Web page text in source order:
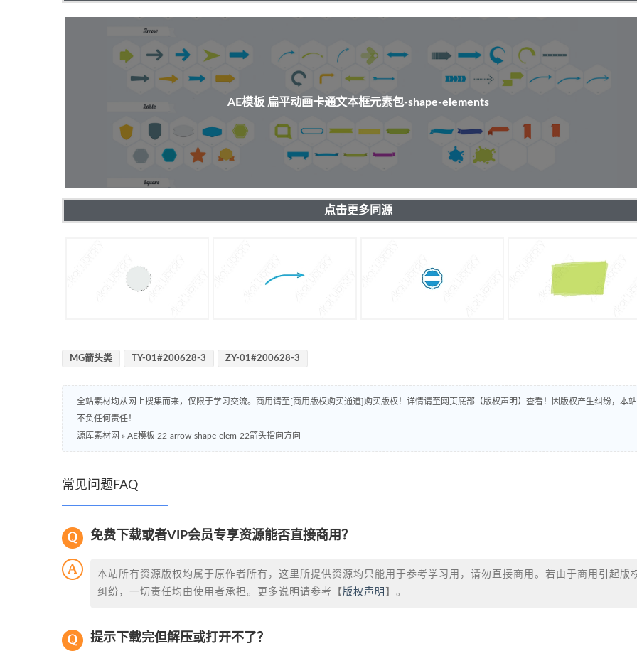
AE模板 扁平动画卡通文本框元素包-shape-elements
点击更多同源
MG箭头类 TY-01#200628-3 ZY-01#200628-3
全站素材均从网上搜集而来，仅限于学习交流。商用请至[商用版权购买通道]购买版权！详情请至网页底部【版权声明】查看！因版权产生纠纷，本站
不负任何责任！
源库素材网 » AE模板 22-arrow-shape-elem-22箭头指向方向
常见问题FAQ
免费下载或者VIP会员专享资源能否直接商用？
本站所有资源版权均属于原作者所有，这里所提供资源均只能用于参考学习用，请勿直接商用。若由于商用引起版
纠纷，一切责任均由使用者承担。更多说明请参考【 版权声明 】。
提示下载完但解压或打开不了？